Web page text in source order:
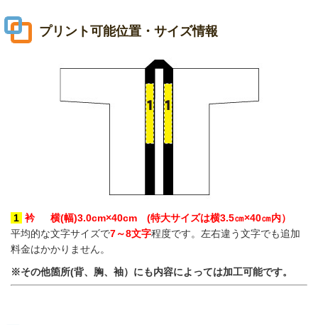
プリント可能位置・サイズ情報
1 衿 横(幅)3.0cm×40cm (特大サイズは横3.5㎝×40㎝内）
平均的な文字サイズで7～8文字程度です。左右違う文字でも追加
料金はかかりません。
※その他箇所(背、胸、袖）にも内容によっては加工可能です。